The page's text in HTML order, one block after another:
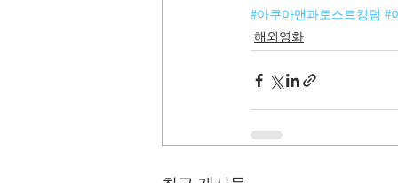
#아쿠아맨과로스트킹덤 #
해외영화